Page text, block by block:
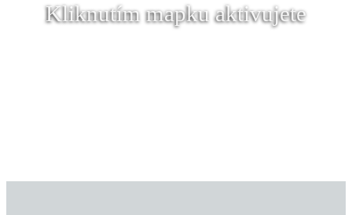
Kliknutím mapku aktivujete